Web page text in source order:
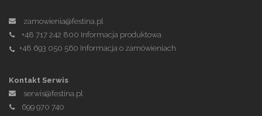
zamowienia@festina.pl
+48 717 242 800 Informacja produktowa
+48 693 050 560 Informacja o zamówieniach
Kontakt Serwis
serwis@festina.pl
699 970 740